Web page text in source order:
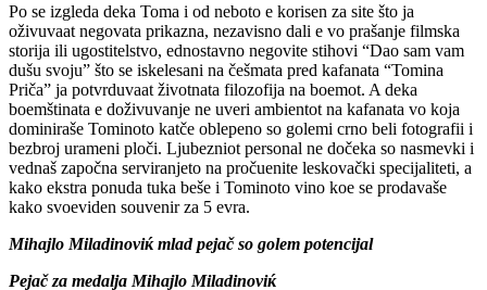
Po se izgleda deka Toma i od neboto e korisen za site što ja
oživuvaat negovata prikazna, nezavisno dali e vo prašanje filmska
storija ili ugostitelstvo, ednostavno negovite stihovi “Dao sam vam
dušu svoju” što se iskelesani na češmata pred kafanata “Tomina
Priča” ja potvrduvaat životnata filozofija na boemot. A deka
boemštinata e doživuvanje ne uveri ambientot na kafanata vo koja
dominiraše Tominoto katče oblepeno so golemi crno beli fotografii i
bezbroj urameni ploči. Ljubezniot personal ne dočeka so nasmevki i
vednaš započna serviranjeto na pročuenite leskovački specijaliteti, a
kako ekstra ponuda tuka beše i Tominoto vino koe se prodavaše
kako svoeviden souvenir za 5 evra.
Mihajlo Miladinoviќ mlad pejač so golem potencijal
Pejač za medalja Mihajlo Miladinoviќ